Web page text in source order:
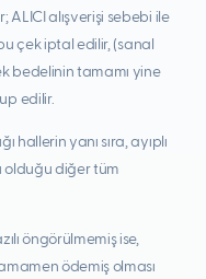
alışverişi sebebi ile
çek iptal edilir, (sanal
bedelinin tamamı yine
edilir.
hallerin yanı sıra, ayıplı
olduğu diğer tüm
öngörülmemiş ise,
ödemiş olması